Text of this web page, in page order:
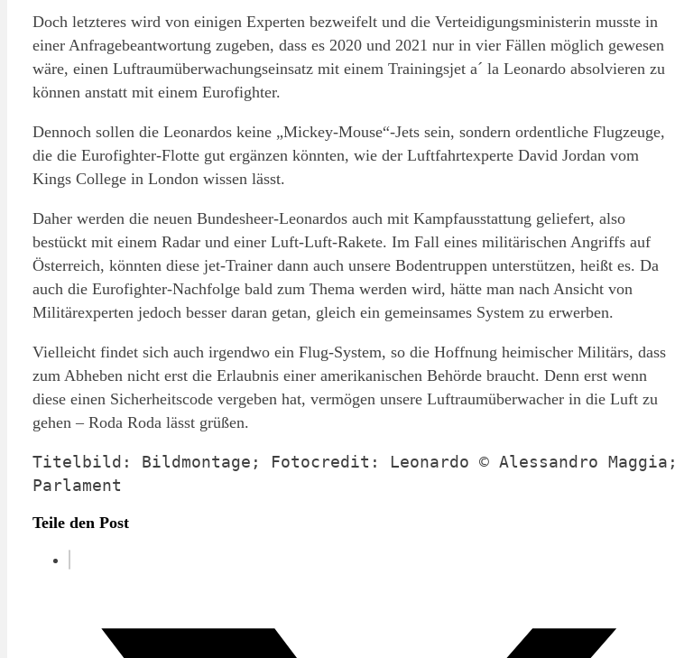
Doch letzteres wird von einigen Experten bezweifelt und die Verteidigungsministerin musste in
einer Anfragebeantwortung zugeben, dass es 2020 und 2021 nur in vier Fällen möglich gewesen
wäre, einen Luftraumüberwachungseinsatz mit einem Trainingsjet a´ la Leonardo absolvieren zu
können anstatt mit einem Eurofighter.
Dennoch sollen die Leonardos keine „Mickey-Mouse“-Jets sein, sondern ordentliche Flugzeuge,
die die Eurofighter-Flotte gut ergänzen könnten, wie der Luftfahrtexperte David Jordan vom
Kings College in London wissen lässt.
Daher werden die neuen Bundesheer-Leonardos auch mit Kampfausstattung geliefert, also
bestückt mit einem Radar und einer Luft-Luft-Rakete. Im Fall eines militärischen Angriffs auf
Österreich, könnten diese jet-Trainer dann auch unsere Bodentruppen unterstützen, heißt es. Da
auch die Eurofighter-Nachfolge bald zum Thema werden wird, hätte man nach Ansicht von
Militärexperten jedoch besser daran getan, gleich ein gemeinsames System zu erwerben.
Vielleicht findet sich auch irgendwo ein Flug-System, so die Hoffnung heimischer Militärs, dass
zum Abheben nicht erst die Erlaubnis einer amerikanischen Behörde braucht. Denn erst wenn
diese einen Sicherheitscode vergeben hat, vermögen unsere Luftraumüberwacher in die Luft zu
gehen – Roda Roda lässt grüßen.
Titelbild: Bildmontage; Fotocredit: Leonardo © Alessandro Maggia;
Parlament
Teile den Post